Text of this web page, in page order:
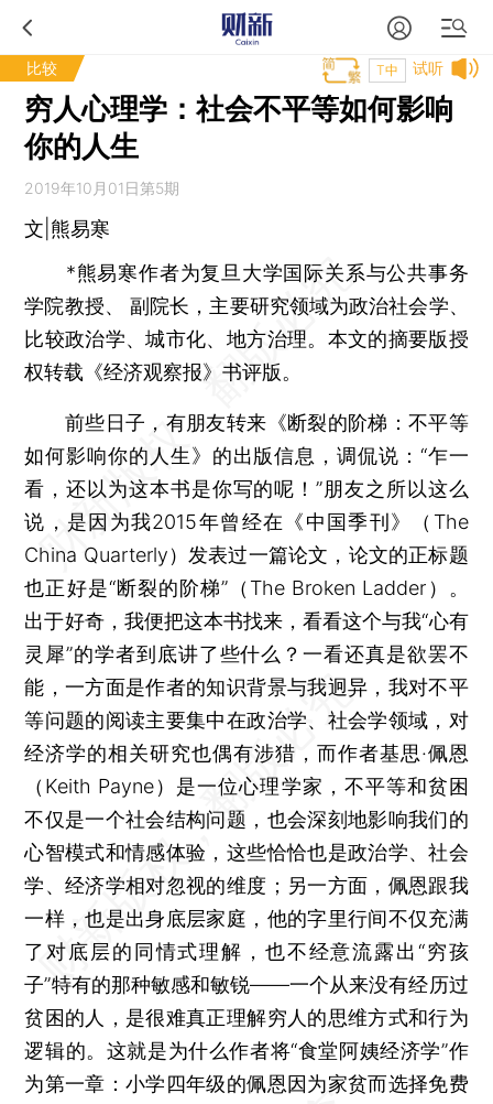
比较 试听
T中
穷人心理学：社会不平等如何影响
你的人生
2019年10月01日第5期
文|熊易寒
*熊易寒作者为复旦大学国际关系与公共事务
学院教授、 副院长，主要研究领域为政治社会学、
比较政治学、城市化、地方治理。本文的摘要版授
权转载《经济观察报》书评版。
前些日子，有朋友转来《断裂的阶梯：不平等
如何影响你的人生》的出版信息，调侃说：“乍一
看，还以为这本书是你写的呢！”朋友之所以这么
说，是因为我2015年曾经在《中国季刊》（The
China Quarterly）发表过一篇论文，论文的正标题
也正好是“断裂的阶梯”（The Broken Ladder）。
出于好奇，我便把这本书找来，看看这个与我“心有
灵犀”的学者到底讲了些什么？一看还真是欲罢不
能，一方面是作者的知识背景与我迥异，我对不平
等问题的阅读主要集中在政治学、社会学领域，对
经济学的相关研究也偶有涉猎，而作者基思·佩恩
（Keith Payne）是一位心理学家，不平等和贫困
不仅是一个社会结构问题，也会深刻地影响我们的
心智模式和情感体验，这些恰恰也是政治学、社会
学、经济学相对忽视的维度；另一方面，佩恩跟我
一样，也是出身底层家庭，他的字里行间不仅充满
了对底层的同情式理解，也不经意流露出“穷孩
子”特有的那种敏感和敏锐——一个从来没有经历过
贫困的人，是很难真正理解穷人的思维方式和行为
逻辑的。这就是为什么作者将“食堂阿姨经济学”作
为第一章：小学四年级的佩恩因为家贫而选择免费